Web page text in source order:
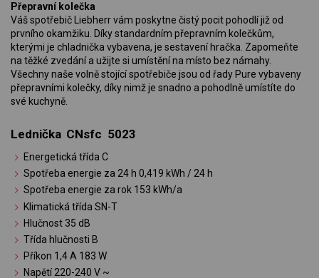
Přepravní kolečka
Váš spotřebič Liebherr vám poskytne čistý pocit pohodlí již od
prvního okamžiku. Díky standardním přepravním kolečkům,
kterými je chladnička vybavena, je sestavení hračka. Zapomeňte
na těžké zvedání a užijte si umístění na místo bez námahy.
Všechny naše volně stojící spotřebiče jsou od řady Pure vybaveny
přepravními kolečky, díky nimž je snadno a pohodlně umístíte do
své kuchyně.
Lednička CNsfc 5023
Energetická třída C
Spotřeba energie za 24 h 0,419 kWh / 24 h
Spotřeba energie za rok 153 kWh/a
Klimatická třída SN-T
Hlučnost 35 dB
Třída hlučnosti B
Příkon 1,4 A 183 W
Napětí 220-240 V ~